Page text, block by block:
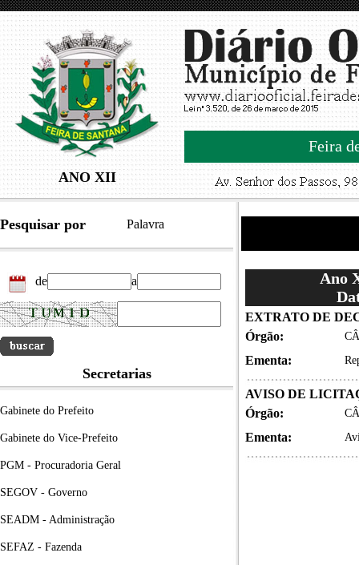
ANO XII
Feira
Pesquisar por Palavra
de a
Secretarias
Gabinete do Prefeito
Gabinete do Vice-Prefeito
PGM - Procuradoria Geral
SEGOV - Governo
SEADM - Administração
SEFAZ - Fazenda
Ano
EXTRATO DE
Órgão:
Ementa:
AVISO DE
Órgão:
Ementa: